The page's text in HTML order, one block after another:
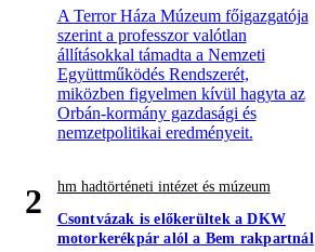
A Terror Háza Múzeum főigazgatója
szerint a professzor valótlan
állításokkal támadta a Nemzeti
Együttműködés Rendszerét,
miközben figyelmen kívül hagyta az
Orbán-kormány gazdasági és
nemzetpolitikai eredményeit.
2
hm hadtörténeti intézet és múzeum
Csontvázak is előkerültek a DKW
motorkerékpár alól a Bem rakpartnál